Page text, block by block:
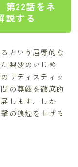
第22話をネ
説する
という屈辱的な
梨沙のいじめ
サディスティッ
の尊厳を徹底的
します。しか
の狼煙を上げる